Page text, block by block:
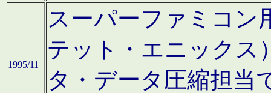
1995/11
スーパーファミコン
テット・エニックス
タ・データ圧縮担当